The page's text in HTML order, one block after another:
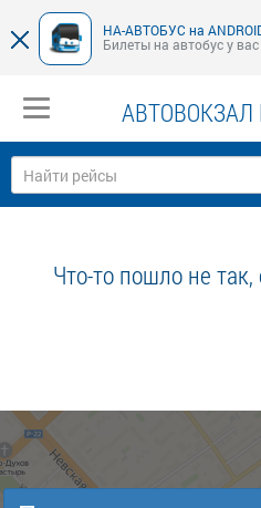
НА-АВТОБУС на
Билеты на автобус у
АВТОВОКЗАЛ
Что-то пошло не